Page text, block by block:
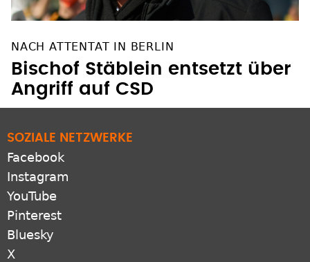
NACH ATTENTAT IN BERLIN
Bischof Stäblein entsetzt über
Angriff auf CSD
SOZIALE NETZWERKE
Facebook
Instagram
YouTube
Pinterest
Bluesky
X